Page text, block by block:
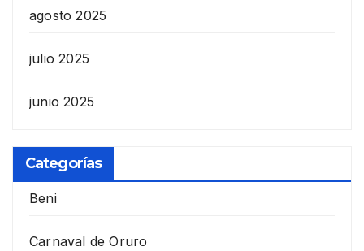
agosto 2025
julio 2025
junio 2025
Categorías
Beni
Carnaval de Oruro